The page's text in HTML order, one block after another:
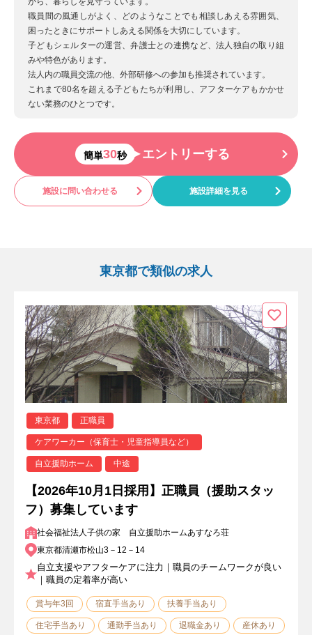
職員間の風通しがよく、どのようなことでも相談しあえる雰囲気、
困ったときにサポートしあえる関係を大切にしています。
子どもシェルターの運営、弁護士との連携など、法人独自の取り組
みや特色があります。
法人内の職員交流の他、外部研修への参加も推奨されています。
これまで80名を超える子どもたちが利用し、アフターケアもかかせ
ない業務のひとつです。
簡単30秒 エントリーする
施設に問い合わせる 施設詳細を見る
東京都で類似の求人
東京都 正職員
ケアワーカー（保育士・児童指導員など）
自立援助ホーム 中途
【2026年10月1日採用】正職員（援助スタッ
フ）募集しています
社会福祉法人子供の家 自立援助ホームあすなろ荘
東京都清瀬市松山3－12－14
自立支援やアフターケアに注力｜職員のチームワークが良い
｜職員の定着率が高い
賞与年3回 宿直手当あり 扶養手当あり
住宅手当あり 通勤手当あり 退職金あり 産休あり